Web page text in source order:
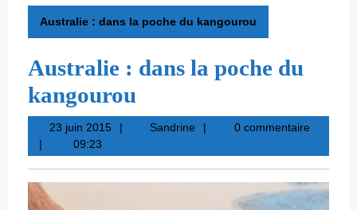
Australie : dans la poche du kangourou
Australie : dans la poche du
kangourou
23 juin 201523
2015
SandrineSandrine0 commentaire
09:23